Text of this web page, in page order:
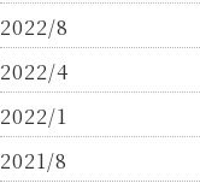
2022/8
2022/4
2022/1
2021/8